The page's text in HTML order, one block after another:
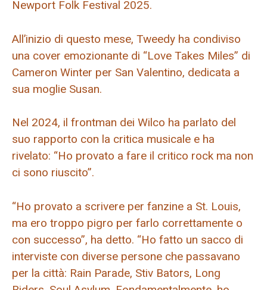
Newport Folk Festival 2025.
All’inizio di questo mese, Tweedy ha condiviso
una cover emozionante di “Love Takes Miles” di
Cameron Winter per San Valentino, dedicata a
sua moglie Susan.
Nel 2024, il frontman dei Wilco ha parlato del
suo rapporto con la critica musicale e ha
rivelato: “Ho provato a fare il critico rock ma non
ci sono riuscito”.
“Ho provato a scrivere per fanzine a St. Louis,
ma ero troppo pigro per farlo correttamente o
con successo”, ha detto. “Ho fatto un sacco di
interviste con diverse persone che passavano
per la città: Rain Parade, Stiv Bators, Long